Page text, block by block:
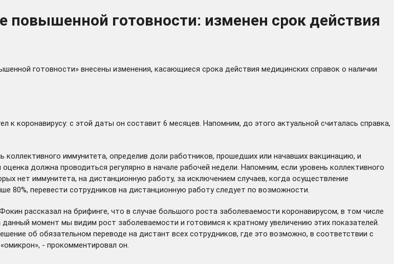
повышенной готовности: изменен срок действия
готовности» внесены изменения, касающиеся срока действия медицинских справок о наличии
к коронавирусу: с этой даты он составит 6 месяцев. Напомним, до этого актуальной считалась справка,
иммунитета, определив доли работников, прошедших или начавших вакцинацию, и
должна проводиться регулярно в начале рабочей недели. Напомним, если уровень коллективного
нет иммунитета, на дистанционную работу, за исключением случаев, когда осуществление
80%, перевести сотрудников на дистанционную работу следует по возможности.
рассказал на брифинге, что в случае большого роста заболеваемости коронавирусом, в том числе
момент мы видим рост заболеваемости и готовимся к кратному увеличению этих показателей.
об обязательном переводе на дистант всех сотрудников, где это возможно, в соответствии с
- прокомментировал он.